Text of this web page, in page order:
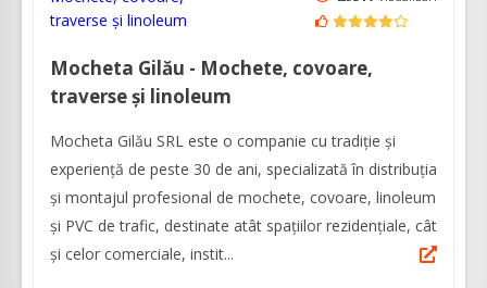
Mocheta Gilău - Mochete, covoare,
traverse și linoleum
Mocheta Gilău SRL este o companie cu tradiție și
experiență de peste 30 de ani, specializată în distribuția
și montajul profesional de mochete, covoare, linoleum
și PVC de trafic, destinate atât spațiilor rezidențiale, cât
și celor comerciale, instit...